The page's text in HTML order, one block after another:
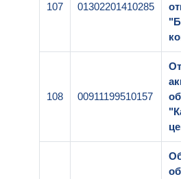
107 01302201410285
108 00911199510157